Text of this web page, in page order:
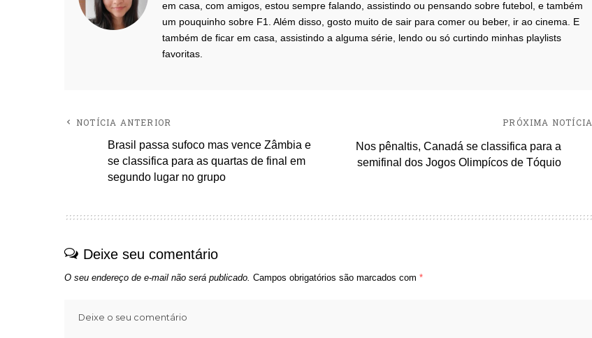
em casa, com amigos, estou sempre falando, assistindo ou pensando sobre futebol, e também
um pouquinho sobre F1. Além disso, gosto muito de sair para comer ou beber, ir ao cinema. E
também de ficar em casa, assistindo a alguma série, lendo ou só curtindo minhas playlists
favoritas.
NOTÍCIA ANTERIOR
Brasil passa sufoco mas vence Zâmbia e
se classifica para as quartas de final em
segundo lugar no grupo
PRÓXIMA NOTÍCIA
Nos pênaltis, Canadá se classifica para a
semifinal dos Jogos Olimpícos de Tóquio
Deixe seu comentário
O seu endereço de e-mail não será publicado. Campos obrigatórios são marcados com *